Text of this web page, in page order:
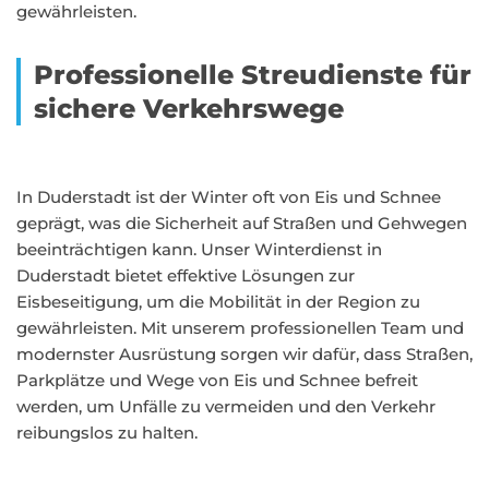
gewährleisten.
Professionelle Streudienste für
sichere Verkehrswege
In Duderstadt ist der Winter oft von Eis und Schnee
geprägt, was die Sicherheit auf Straßen und Gehwegen
beeinträchtigen kann. Unser Winterdienst in
Duderstadt bietet effektive Lösungen zur
Eisbeseitigung, um die Mobilität in der Region zu
gewährleisten. Mit unserem professionellen Team und
modernster Ausrüstung sorgen wir dafür, dass Straßen,
Parkplätze und Wege von Eis und Schnee befreit
werden, um Unfälle zu vermeiden und den Verkehr
reibungslos zu halten.